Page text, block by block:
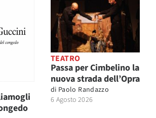
TEATRO
Passa per Cimbelino la
nuova strada dell’Opra
di Paolo Randazzo
6 Agosto 2026